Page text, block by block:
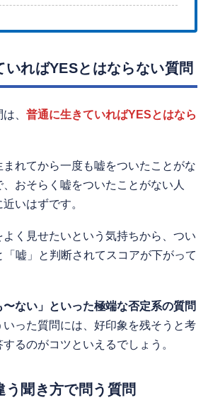
ればYESとはならない質問
、 普通に生きていればYESとはなら
れてから一度も嘘をついたことがな
おそらく嘘をついたことがない人
いはずです。
よく見せたいという気持ちから、つい
嘘」と判断されてスコアが下がって
〜ない」といった極端な否定系の質問
いった質問には、好印象を残そうと考
るのがコツといえるでしょう。
聞き方で問う質問